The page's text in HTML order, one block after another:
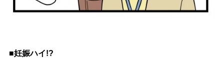
■妊娠ハイ!?